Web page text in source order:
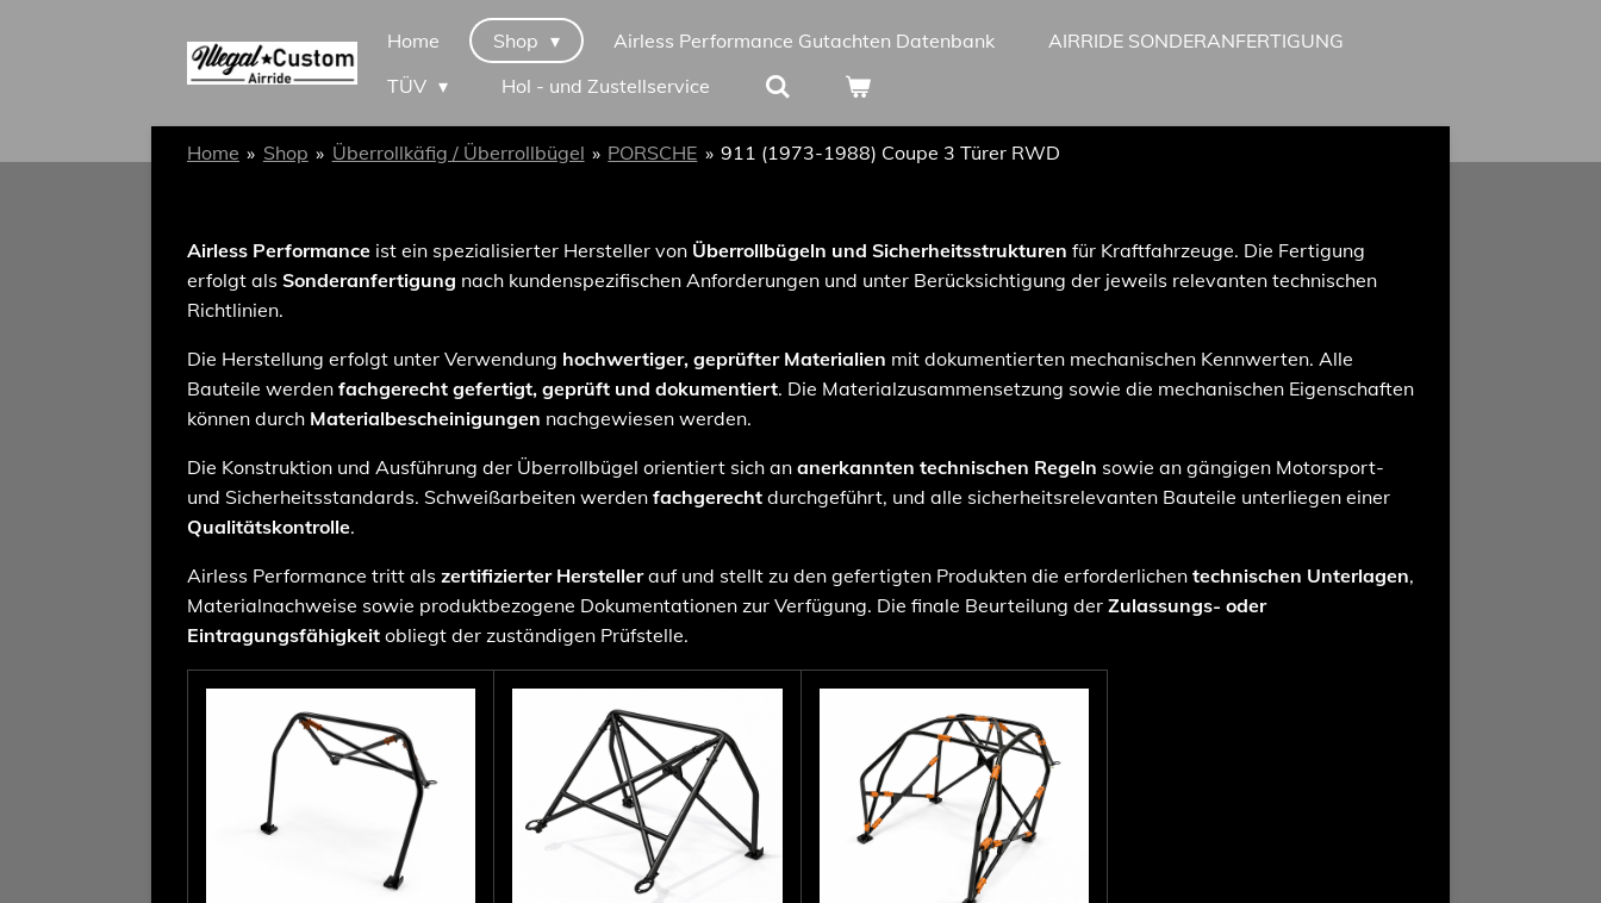
Home Shop Airless Performance Gutachten Datenbank
AIRRIDE SONDERANFERTIGUNG
TÜV
Hol - und Zustellservice
Home » Shop » Überrollkäfig / Überrollbügel » PORSCHE » 911 (1973-1988) Coupe 3 Türer RWD
Airless Performance ist ein spezialisierter Hersteller von Überrollbügeln und Sicherheitsstrukturen für Kraftfahrzeuge. Die Fertigung
erfolgt als Sonderanfertigung nach kundenspezifischen Anforderungen und unter Berücksichtigung der jeweils relevanten technischen
Richtlinien.
Die Herstellung erfolgt unter Verwendung hochwertiger, geprüfter Materialien mit dokumentierten mechanischen Kennwerten. Alle
Bauteile werden fachgerecht gefertigt, geprüft und dokumentiert. Die Materialzusammensetzung sowie die mechanischen Eigenschaften
können durch Materialbescheinigungen nachgewiesen werden.
Die Konstruktion und Ausführung der Überrollbügel orientiert sich an anerkannten technischen Regeln sowie an gängigen Motorsport-
und Sicherheitsstandards. Schweißarbeiten werden fachgerecht durchgeführt, und alle sicherheitsrelevanten Bauteile unterliegen einer
Qualitätskontrolle.
Airless Performance tritt als zertifizierter Herstellerauf und stellt zu den gefertigten Produkten die erforderlichen technischen Unterlagen,
Materialnachweise sowie produktbezogene Dokumentationen zur Verfügung. Die finale Beurteilung der Zulassungs- oder
Eintragungsfähigkeit obliegt der zuständigen Prüfstelle.